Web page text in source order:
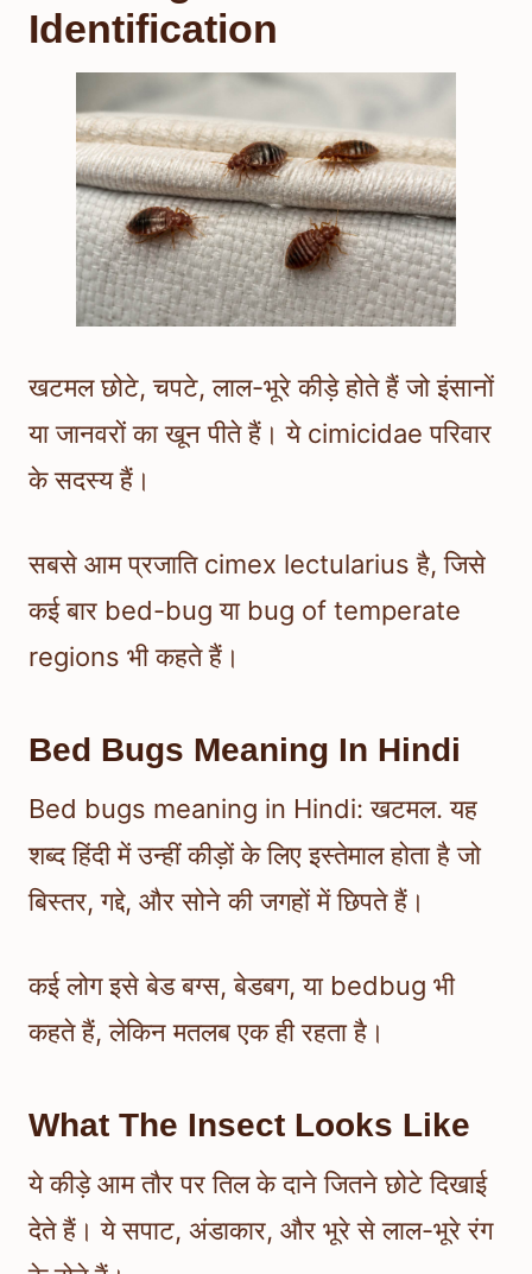
Identification
खटमल छोटे, चपटे, लाल-भूरे कीड़े होते हैं जो इंसानों
या जानवरों का खून पीते हैं। ये cimicidae परिवार
के सदस्य हैं।
सबसे आम प्रजाति cimex lectularius है, जिसे
कई बार bed-bug या bug of temperate
regions भी कहते हैं।
Bed Bugs Meaning In Hindi
Bed bugs meaning in Hindi: खटमल. यह
शब्द हिंदी में उन्हीं कीड़ों के लिए इस्तेमाल होता है जो
बिस्तर, गद्दे, और सोने की जगहों में छिपते हैं।
कई लोग इसे बेड बग्स, बेडबग, या bedbug भी
कहते हैं, लेकिन मतलब एक ही रहता है।
What The Insect Looks Like
ये कीड़े आम तौर पर तिल के दाने जितने छोटे दिखाई
देते हैं। ये सपाट, अंडाकार, और भूरे से लाल-भूरे रंग